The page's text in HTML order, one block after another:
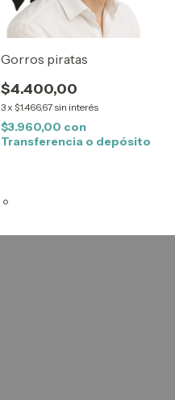
Gorros piratas
$4.400,00
3x $1.466,67 sin interés
$3.960,00 con
Transferencia o depósito